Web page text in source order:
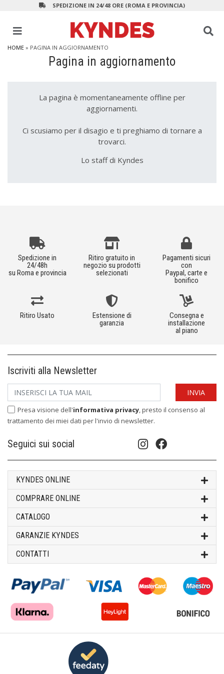
SPEDIZIONE IN 24/48 ORE (ROMA E PROVINCIA)
HOME » PAGINA IN AGGIORNAMENTO
Pagina in aggiornamento
La pagina è momentaneamente offline per
aggiornamenti.
Ci scusiamo per il disagio e ti preghiamo di tornare a
trovarci.
Lo staff di Kyndes
Spedizione in
24/48h
su Roma e provincia
Ritiro gratuito in
negozio su prodotti
selezionati
Pagamenti sicuri
con
Paypal, carte e
bonifico
Ritiro Usato
Estensione di
garanzia
Consegna e
installazione
al piano
Iscriviti alla Newsletter
Presa visione dell'informativa privacy, presto il consenso al
trattamento dei miei dati per l'invio di newsletter.
Seguici sui social
KYNDES ONLINE
COMPRARE ONLINE
CATALOGO
GARANZIE KYNDES
CONTATTI